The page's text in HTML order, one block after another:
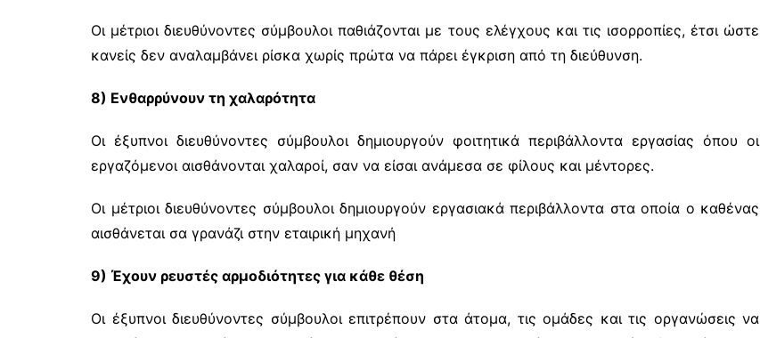
Οι μέτριοι διευθύνοντες σύμβουλοι παθιάζονται με τους ελέγχους και τις ισορροπίες, έτσι ώστε
κανείς δεν αναλαμβάνει ρίσκα χωρίς πρώτα να πάρει έγκριση από τη διεύθυνση.
8) Ενθαρρύνουν τη χαλαρότητα
Οι έξυπνοι διευθύνοντες σύμβουλοι δημιουργούν φοιτητικά περιβάλλοντα εργασίας όπου οι
εργαζόμενοι αισθάνονται χαλαροί, σαν να είσαι ανάμεσα σε φίλους και μέντορες.
Οι μέτριοι διευθύνοντες σύμβουλοι δημιουργούν εργασιακά περιβάλλοντα στα οποία ο καθένας
αισθάνεται σα γρανάζι στην εταιρική μηχανή
9) Έχουν ρευστές αρμοδιότητες για κάθε θέση
Οι έξυπνοι διευθύνοντες σύμβουλοι επιτρέπουν στα άτομα, τις ομάδες και τις οργανώσεις να